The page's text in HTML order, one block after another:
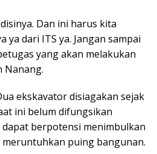
Dan ini harus kita
ya dari ITS ya. Jangan sampai
yang akan melakukan
Nanang.
ekskavator disiagakan sejak
ini belum difungsikan
berpotensi menimbulkan
puing bangunan.